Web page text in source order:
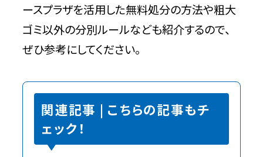
ースプラザを活用した無料処分の方法や粗大
ゴミ以外の分別ルールなども紹介するので、
ぜひ参考にしてください。
関連記事 | こちらの記事もチ
ェック！